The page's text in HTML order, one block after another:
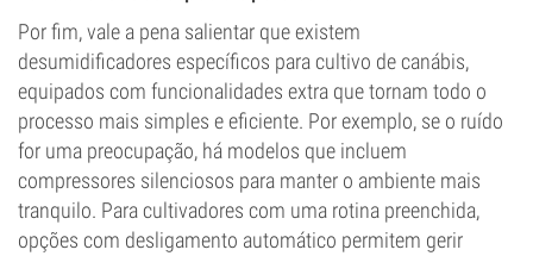
Por fim, vale a pena salientar que existem
desumidificadores específicos para cultivo de canábis,
equipados com funcionalidades extra que tornam todo o
processo mais simples e eficiente. Por exemplo, se o ruído
for uma preocupação, há modelos que incluem
compressores silenciosos para manter o ambiente mais
tranquilo. Para cultivadores com uma rotina preenchida,
opções com desligamento automático permitem gerir